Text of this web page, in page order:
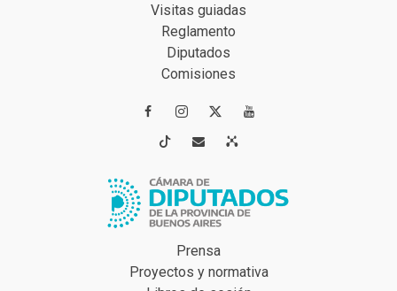
Visitas guiadas
Reglamento
Diputados
Comisiones
 
 
Prensa
Proyectos y normativa